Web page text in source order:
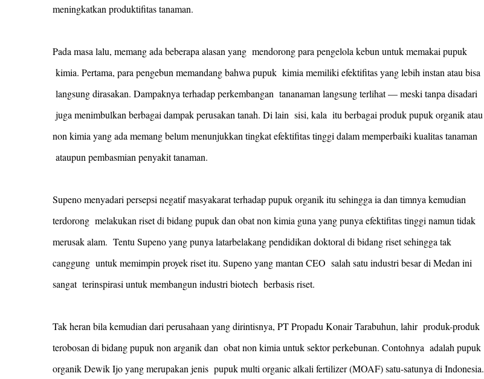
meningkatkan produktifitas tanaman.
Pada masa lalu, memang ada beberapa alasan yang mendorong para pengelola kebun untuk memakai pupuk
kimia. Pertama, para pengebun memandang bahwa pupuk kimia memiliki efektifitas yang lebih instan atau bisa
langsung dirasakan. Dampaknya terhadap perkembangan tananaman langsung terlihat — meski tanpa disadari
juga menimbulkan berbagai dampak perusakan tanah. Di lain sisi, kala itu berbagai produk pupuk organik atau
non kimia yang ada memang belum menunjukkan tingkat efektifitas tinggi dalam memperbaiki kualitas tanaman
ataupun pembasmian penyakit tanaman.
Supeno menyadari persepsi negatif masyakarat terhadap pupuk organik itu sehingga ia dan timnya kemudian
terdorong melakukan riset di bidang pupuk dan obat non kimia guna yang punya efektifitas tinggi namun tidak
merusak alam. Tentu Supeno yang punya latarbelakang pendidikan doktoral di bidang riset sehingga tak
canggung untuk memimpin proyek riset itu. Supeno yang mantan CEO salah satu industri besar di Medan ini
sangat terinspirasi untuk membangun industri biotech berbasis riset.
Tak heran bila kemudian dari perusahaan yang dirintisnya, PT Propadu Konair Tarabuhun, lahir produk-produk
terobosan di bidang pupuk non arganik dan obat non kimia untuk sektor perkebunan. Contohnya adalah pupuk
organik Dewik Ijo yang merupakan jenis pupuk multi organic alkali fertilizer (MOAF) satu-satunya di Indonesia.